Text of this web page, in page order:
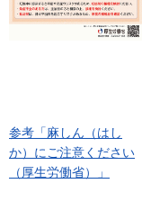
参考「麻しん（はし
か）にご注意ください
（厚生労働省）」